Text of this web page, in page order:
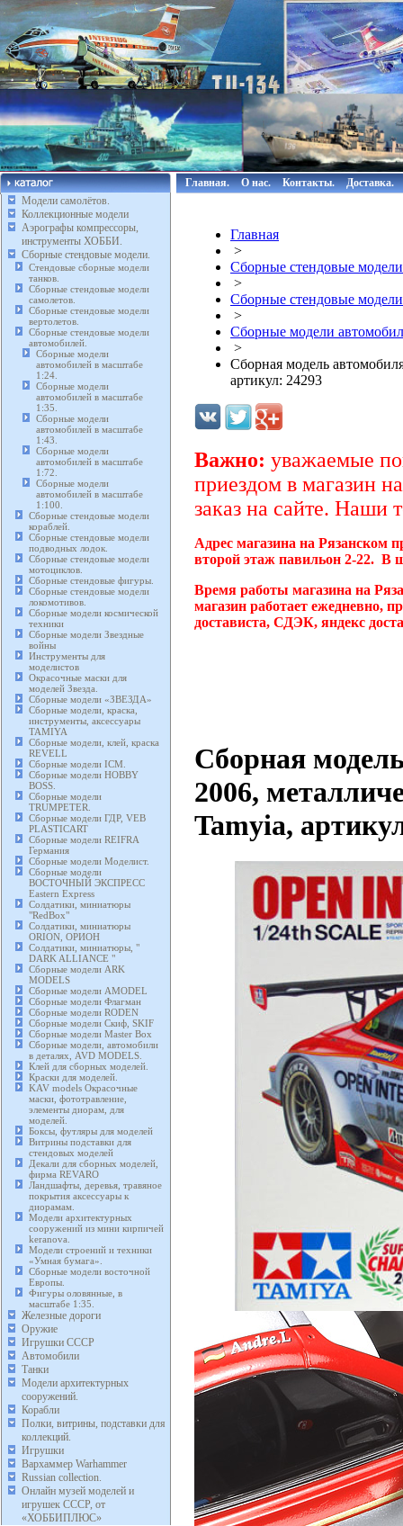
Модели самолётов.
Коллекционные модели
Аэрографы компрессоры,
инструменты ХОББИ.
Сборные стендовые модели.
Стендовые сборные модели
танков.
Сборные стендовые модели
самолетов.
Сборные стендовые модели
вертолетов.
Сборные стендовые модели
автомобилей.
Сборные модели
автомобилей в масштабе
1:24.
Сборные модели
автомобилей в масштабе
1:35.
Сборные модели
автомобилей в масштабе
1:43.
Сборные модели
автомобилей в масштабе
1:72.
Сборные модели
автомобилей в масштабе
1:100.
Сборные стендовые модели
кораблей.
Сборные стендовые модели
подводных лодок.
Сборные стендовые модели
мотоциклов.
Сборные стендовые фигуры.
Сборные стендовые модели
локомотивов.
Сборные модели космической
техники
Сборные модели Звездные
войны
Инструменты для
моделистов
Окрасочные маски для
моделей Звезда.
Сборные модели «ЗВЕЗДА»
Сборные модели, краска,
инструменты, аксессуары
TAMIYA
Сборные модели, клей, краска
REVELL
Сборные модели ICM.
Сборные модели HOBBY
BOSS.
Сборные модели
TRUMPETER.
Сборные модели ГДР, VEB
PLASTICART
Сборные модели REIFRA
Германия
Сборные модели Моделист.
Сборные модели
ВОСТОЧНЫЙ ЭКСПРЕСС
Eastern Express
Солдатики, миниатюры
"RedBox"
Солдатики, миниатюры
ORION, ОРИОН
Солдатики, миниатюры, "
DARK ALLIANCE "
Сборные модели ARK
MODELS
Сборные модели AMODEL
Сборные модели Флагман
Сборные модели RODEN
Сборные модели Скиф, SKIF
Сборные модели Master Box
Сборные модели, автомобили
в деталях, AVD MODELS.
Клей для сборных моделей.
Краски для моделей.
KAV models Окрасочные
маски, фототравление,
элементы диорам, для
моделей.
Боксы, футляры для моделей
Витрины подставки для
стендовых моделей
Декали для сборных моделей,
фирма REVARO
Ландшафты, деревья, травяное
покрытия аксессуары к
диорамам.
Модели архитектурных
сооружений из мини кирпичей
keranova.
Модели строений и техники
«Умная бумага».
Сборные модели восточной
Европы.
Фигуры оловянные, в
масштабе 1:35.
Железные дороги
Оружие
Игрушки СССР
Автомобили
Танки
Модели архитектурных
сооружений.
Корабли
Полки, витрины, подставки для
коллекций.
Игрушки
Вархаммер Warhammer
Russian collection.
Онлайн музей моделей и
игрушек СССР, от
«ХОББИПЛЮС»
Главная. О нас. Контакты. Доставка.
Главная
>
Сборные стендовые
>
Сборные стендовые
>
Сборные модели
>
Сборная модель
артикул: 24293
Важно: уважаемые
приездом в магазин
заказ на сайте. Наши
Адрес магазина на Рязанском
второй этаж павильон 2-22. В
Время работы магазина на
магазин работает ежедневно,
достависта, СДЭК, яндекс
Сборная
2006,
Tamyia,